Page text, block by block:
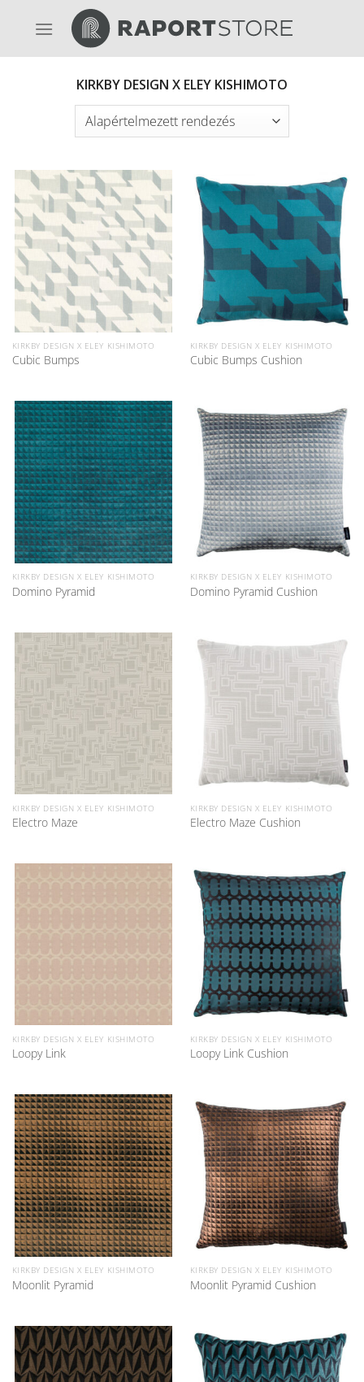
KIRKBY DESIGN X ELEY KISHIMOTO
KIRKBY DESIGN X ELEY KISHIMOTO
Cubic Bumps
KIRKBY DESIGN X ELEY KISHIMOTO
Cubic Bumps Cushion
KIRKBY DESIGN X ELEY KISHIMOTO
Domino Pyramid
KIRKBY DESIGN X ELEY KISHIMOTO
Domino Pyramid Cushion
KIRKBY DESIGN X ELEY KISHIMOTO
Electro Maze
KIRKBY DESIGN X ELEY KISHIMOTO
Electro Maze Cushion
KIRKBY DESIGN X ELEY KISHIMOTO
Loopy Link
KIRKBY DESIGN X ELEY KISHIMOTO
Loopy Link Cushion
KIRKBY DESIGN X ELEY KISHIMOTO
Moonlit Pyramid
KIRKBY DESIGN X ELEY KISHIMOTO
Moonlit Pyramid Cushion